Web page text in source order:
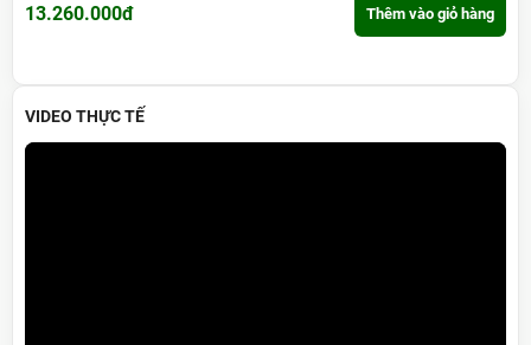
13.260.000đ Thêm vào giỏ hàng
VIDEO THỰC TẾ